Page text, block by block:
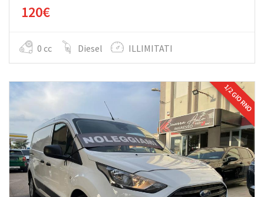
120€
0 cc Diesel ILLIMITATI
1/2 GIORNO